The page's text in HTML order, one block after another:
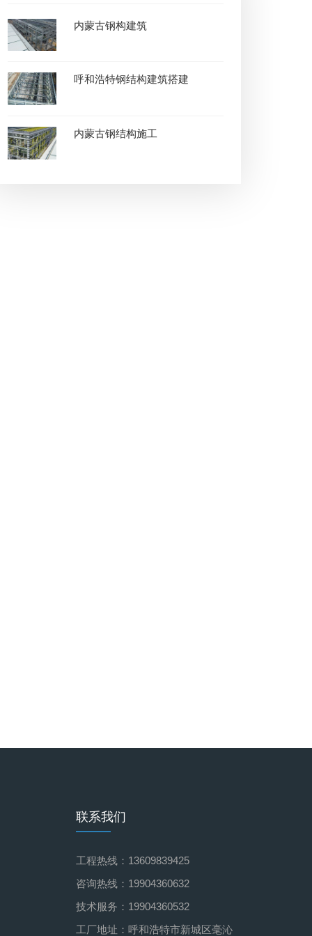
内蒙古钢构建筑
呼和浩特钢结构建筑搭建
内蒙古钢结构施工
联系我们
工程热线：13609839425
咨询热线：19904360632
技术服务：19904360532
工厂地址：呼和浩特市新城区毫沁